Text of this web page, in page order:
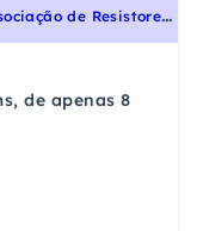
U
ERJ 2011 - Física - Associação de Resistores, Eletricidade
de apenas 8